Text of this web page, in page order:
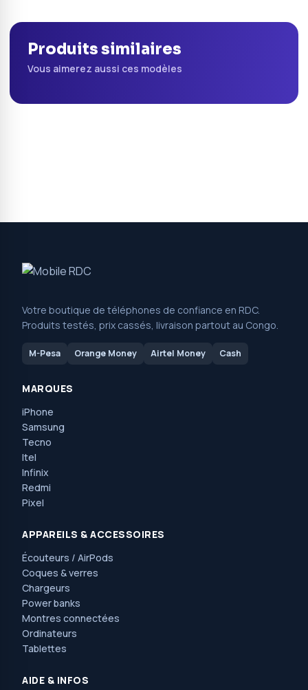
Produits similaires
Vous aimerez aussi ces modèles
Votre boutique de téléphones de confiance en RDC.
Produits testés, prix cassés, livraison partout au Congo.
M-Pesa Orange Money Airtel Money Cash
MARQUES
iPhone
Samsung
Tecno
Itel
Infinix
Redmi
Pixel
APPAREILS & ACCESSOIRES
Écouteurs / AirPods
Coques & verres
Chargeurs
Power banks
Montres connectées
Ordinateurs
Tablettes
AIDE & INFOS